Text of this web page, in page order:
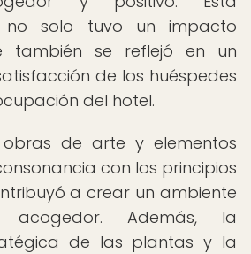
no solo tuvo un impacto
también se reflejó en un
de los huéspedes
del hotel.
de arte y elementos
con los principios
a crear un ambiente
acogedor. Además, la
de las plantas y la